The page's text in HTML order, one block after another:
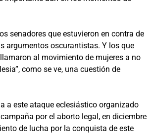
senadores que estuvieron en contra de
argumentos oscurantistas. Y los que
al movimiento de mujeres a no
como se ve, una cuestión de
a este ataque eclesiástico organizado
por el aborto legal, en diciembre
de lucha por la conquista de este